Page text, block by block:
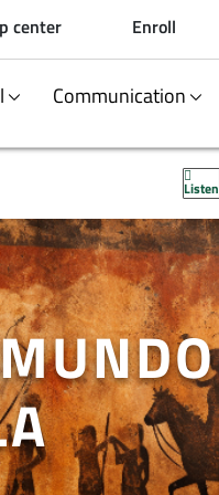
center Enroll
Communication
Listen